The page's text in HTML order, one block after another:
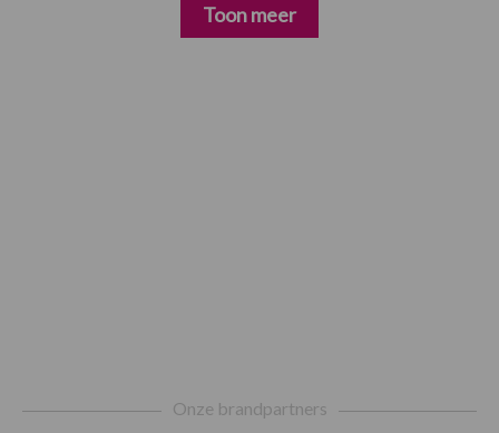
Toon meer
Onze brandpartners